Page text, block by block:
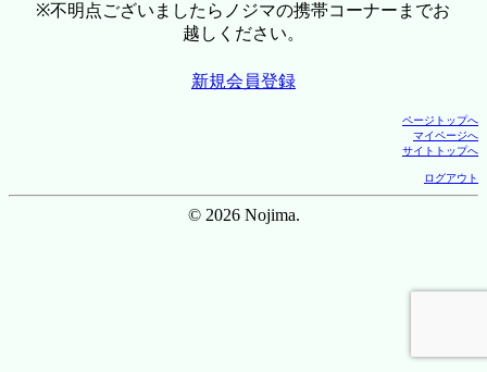
※不明点ございましたらノジマの携帯コーナーまでお
越しください。
新規会員登録
ページトップへ
マイページへ
サイトトップへ
ログアウト
© 2026 Nojima.